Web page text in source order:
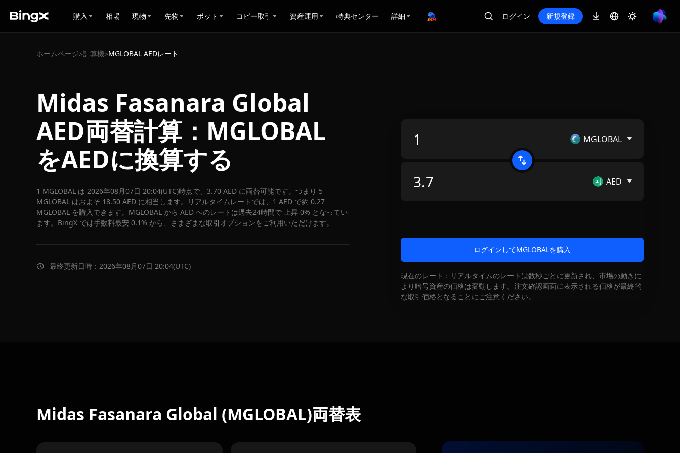
購入 相場 現物 先物 ボット コピー取引 資産運用 特典センター 詳細 ログイン 新規登録
ホームページ>計算機>MGLOBAL AEDレート
Midas Fasanara Global
AED両替計算：MGLOBAL
をAEDに換算する
1 MGLOBAL は 2026年08月07日 20:04(UTC)時点で、3.70 AED に両替可能です。つまり 5
MGLOBAL はおよそ 18.50 AED に相当します。リアルタイムレートでは、1 AED で約 0.27
MGLOBAL を購入できます。MGLOBAL から AED へのレートは過去24時間で 上昇 0% となってい
ます。BingX では手数料最安 0.1% から、さまざまな取引オプションをご利用いただけます。
最終更新日時：2026年08月07日 20:04(UTC)
MGLOBAL
AED
ログインしてMGLOBALを購入
現在のレート：リアルタイムのレートは数秒ごとに更新され、市場の動きに
より暗号資産の価格は変動します。注文確認画面に表示される価格が最終的
な取引価格となることにご注意ください。
Midas Fasanara Global (MGLOBAL)両替表